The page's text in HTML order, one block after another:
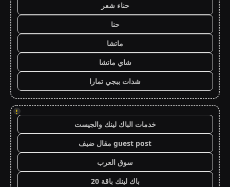
حناء شعر
حنا
ماتشا
شاي ماتشا
شدات ببجي تمارا
!
خدمات الباك لينك والجيست
guest post مقال ضيف
سوق العرب
باك لينك باقة 20